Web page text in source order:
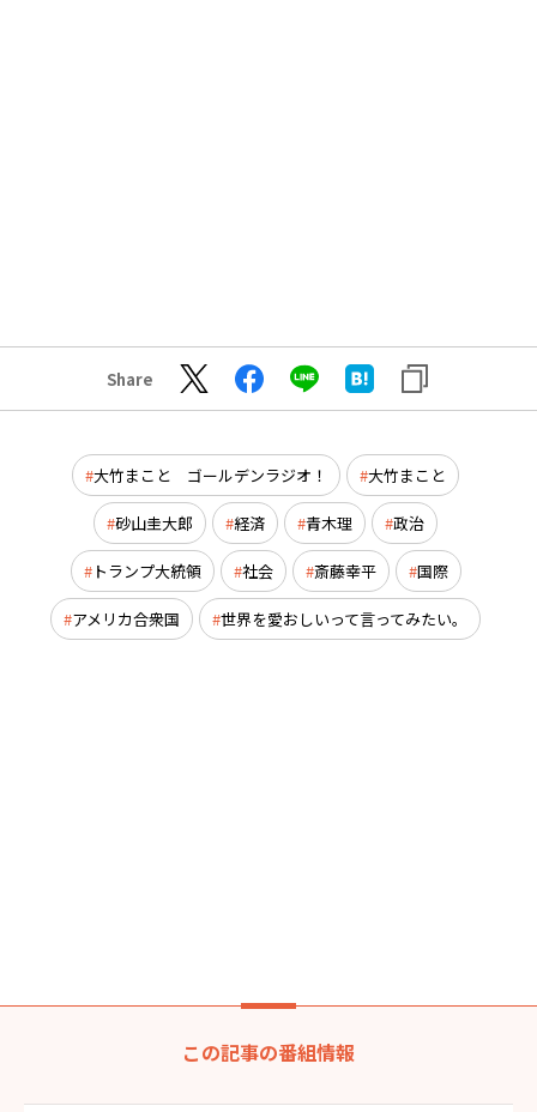
Share
大竹まこと ゴールデンラジオ！ 大竹まこと
砂山圭大郎 経済 青木理 政治
トランプ大統領 社会 斎藤幸平 国際
アメリカ合衆国 世界を愛おしいって言ってみたい。
この記事の番組情報